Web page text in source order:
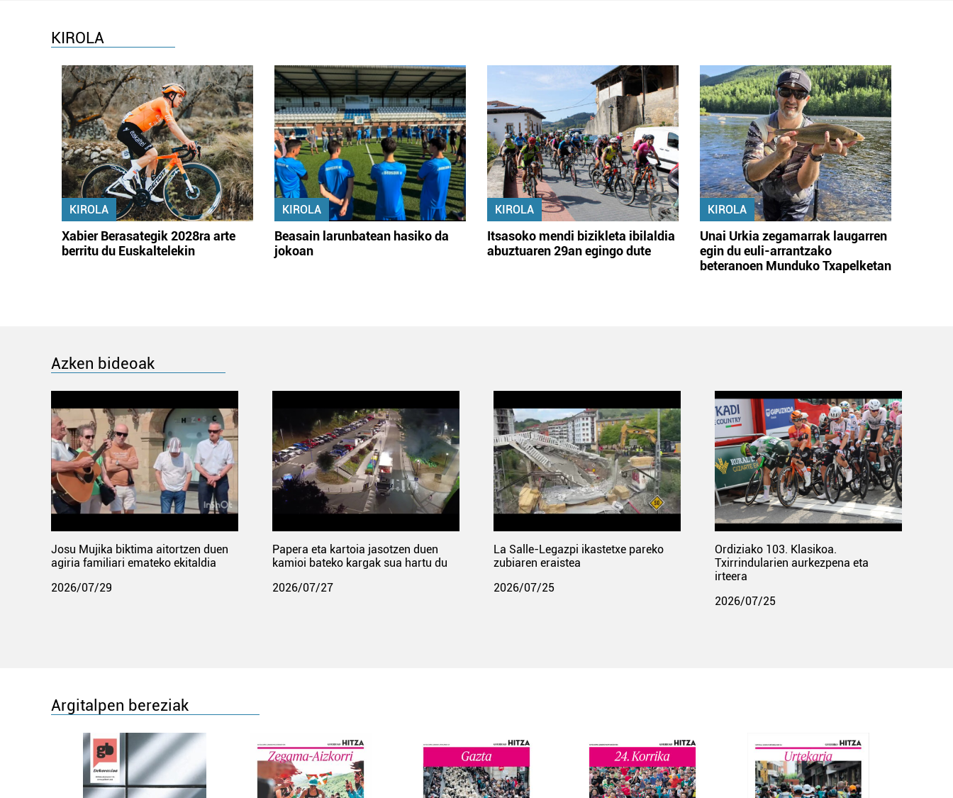
KIROLA
KIROLA
Xabier Berasategik 2028ra arte
berritu du Euskaltelekin
KIROLA
Beasain larunbatean hasiko da
jokoan
KIROLA
Itsasoko mendi bizikleta ibilaldia
abuztuaren 29an egingo dute
KIROLA
Unai Urkia zegamarrak laugarren
egin du euli-arrantzako
beteranoen Munduko Txapelketan
Azken bideoak
Josu Mujika biktima aitortzen duen
agiria familiari emateko ekitaldia
2026/07/29
Papera eta kartoia jasotzen duen
kamioi bateko kargak sua hartu du
2026/07/27
La Salle-Legazpi ikastetxe pareko
zubiaren eraistea
2026/07/25
Ordiziako 103. Klasikoa.
Txirrindularien aurkezpena eta
irteera
2026/07/25
Argitalpen bereziak